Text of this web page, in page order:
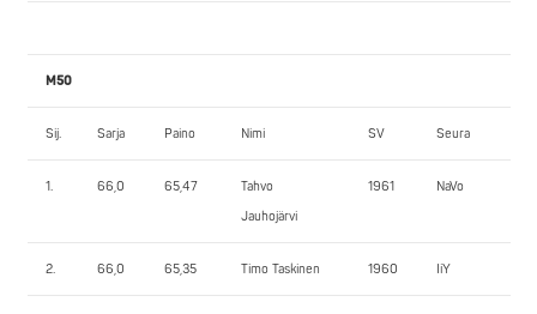
M50
Sij. Sarja Paino Nimi SV Seura
1. 66,0 65,47
Tahvo
Jauhojärvi
1961 NaVo
2. 66,0 65,35 Timo Taskinen 1960 IiY